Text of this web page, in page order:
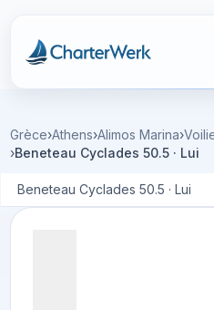
Charterwerk
Grèce›Athens›Alimos Marina›
›Beneteau Cyclades 50.5 · Lui
Beneteau Cyclades 50.5 · Lui